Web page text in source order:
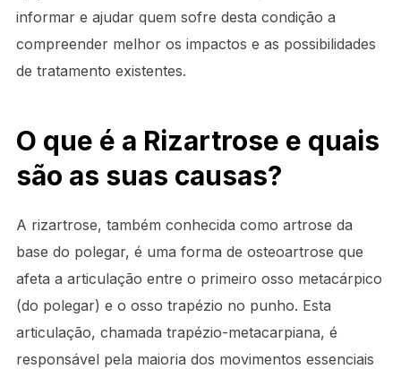
informar e ajudar quem sofre desta condição a
compreender melhor os impactos e as possibilidades
de tratamento existentes.
O que é a Rizartrose e quais
são as suas causas?
A rizartrose, também conhecida como artrose da
base do polegar, é uma forma de osteoartrose que
afeta a articulação entre o primeiro osso metacárpico
(do polegar) e o osso trapézio no punho. Esta
articulação, chamada trapézio-metacarpiana, é
responsável pela maioria dos movimentos essenciais